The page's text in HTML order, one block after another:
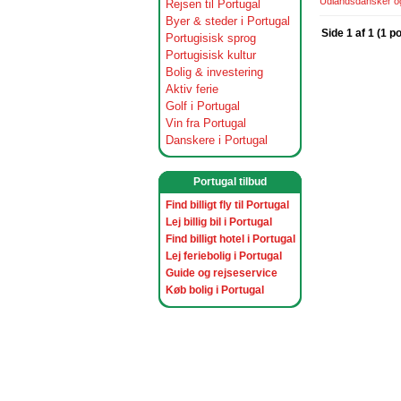
Rejsen til Portugal
Byer & steder i Portugal
Portugisisk sprog
Portugisisk kultur
Bolig & investering
Aktiv ferie
Golf i Portugal
Vin fra Portugal
Danskere i Portugal
Portugal tilbud
Find billigt fly til Portugal
Lej billig bil i Portugal
Find billigt hotel i Portugal
Lej feriebolig i Portugal
Guide og rejseservice
Køb bolig i Portugal
Side 1 af 1 (1